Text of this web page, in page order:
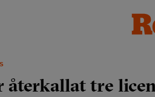
återkallat tre